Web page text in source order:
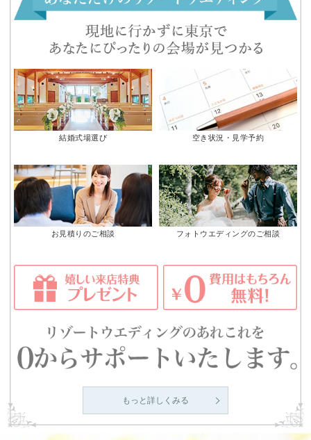
結婚式場選び 空き状況・見学予約
お見積りのご相談 フォトウエディングのご相談
もっと詳しくみる